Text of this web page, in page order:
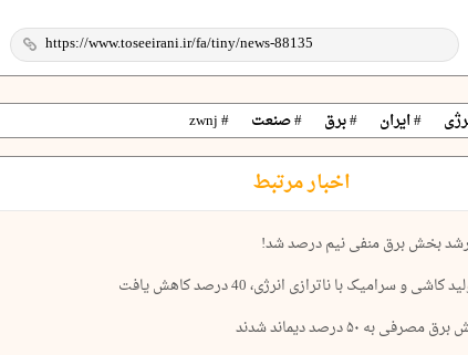
# ایران # برق # صنعت # zwnj
اخبار مرتبط
رشد بخش برق منفی نیم درصد شد!
و سرامیک با ناترازی انرژی، 40 درصد کاهش یافت
به ۵۰ درصد دیماند شدند